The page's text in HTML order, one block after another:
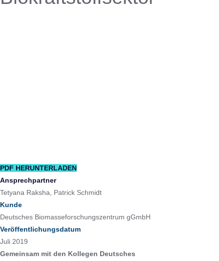
PDF HERUNTERLADEN
Ansprechpartner
Tetyana Raksha, Patrick Schmidt
Kunde
Deutsches Biomasseforschungszentrum gGmbH
Veröffentlichungsdatum
Juli 2019
Gemeinsam mit den Kollegen Deutsches